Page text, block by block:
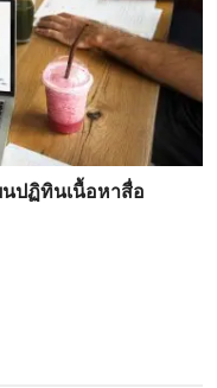
นปฏิทินเนื้อหาสื่อ